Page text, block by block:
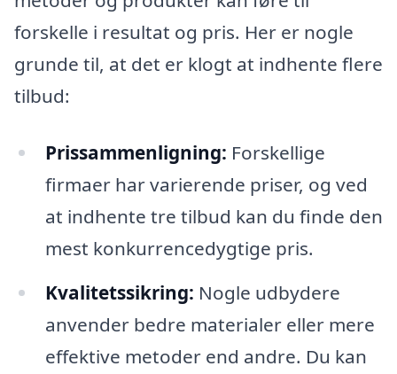
forskelle i resultat og pris. Her er nogle
grunde til, at det er klogt at indhente flere
tilbud:
Prissammenligning: Forskellige
firmaer har varierende priser, og ved
at indhente tre tilbud kan du finde den
mest konkurrencedygtige pris.
Kvalitetssikring: Nogle udbydere
anvender bedre materialer eller mere
effektive metoder end andre. Du kan